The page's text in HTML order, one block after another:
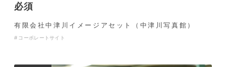
必須
有限会社中津川イメージアセット（中津川写真館）
コーポレートサイト